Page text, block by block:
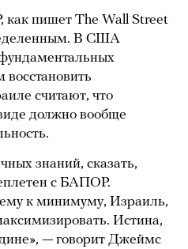
пишет The Wall Street
В США
считают, что
должно вообще
знаний, сказать,
с БАПОР.
к минимуму, Израиль,
Истина,
— говорит Джеймс